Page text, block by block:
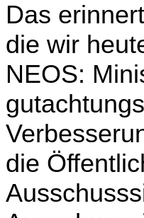
Das
die wir
NEOS:
die